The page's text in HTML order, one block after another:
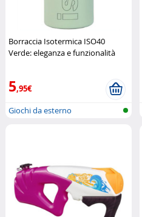
Borraccia Isotermica ISO40
Verde: eleganza e funzionalità
5,95€
Giochi da esterno